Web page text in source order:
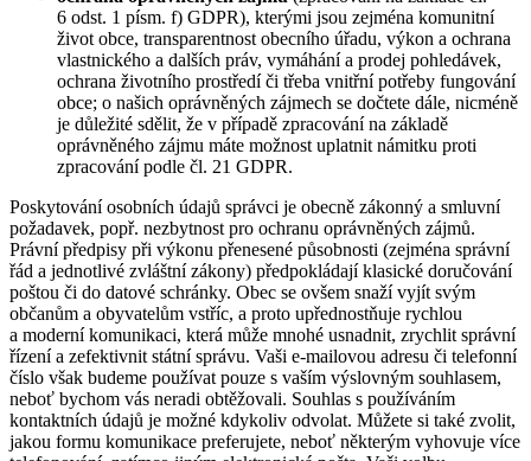
6 odst. 1 písm. f) GDPR), kterými jsou zejména komunitní
život obce, transparentnost obecního úřadu, výkon a ochrana
vlastnického a dalších práv, vymáhání a prodej pohledávek,
ochrana životního prostředí či třeba vnitřní potřeby fungování
obce; o našich oprávněných zájmech se dočtete dále, nicméně
je důležité sdělit, že v případě zpracování na základě
oprávněného zájmu máte možnost uplatnit námitku proti
zpracování podle čl. 21 GDPR.
Poskytování osobních údajů správci je obecně zákonný a smluvní
požadavek, popř. nezbytnost pro ochranu oprávněných zájmů.
Právní předpisy při výkonu přenesené působnosti (zejména správní
řád a jednotlivé zvláštní zákony) předpokládají klasické doručování
poštou či do datové schránky. Obec se ovšem snaží vyjít svým
občanům a obyvatelům vstříc, a proto upřednostňuje rychlou
a moderní komunikaci, která může mnohé usnadnit, zrychlit správní
řízení a zefektivnit státní správu. Vaši e-mailovou adresu či telefonní
číslo však budeme používat pouze s vaším výslovným souhlasem,
neboť bychom vás neradi obtěžovali. Souhlas s používáním
kontaktních údajů je možné kdykoliv odvolat. Můžete si také zvolit,
jakou formu komunikace preferujete, neboť některým vyhovuje více